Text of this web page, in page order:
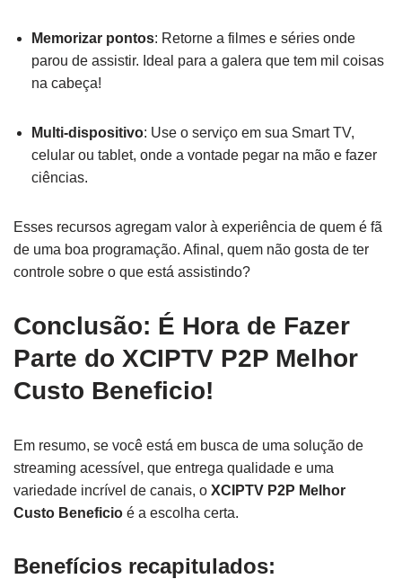
Memorizar pontos: Retorne a filmes e séries onde
parou de assistir. Ideal para a galera que tem mil coisas
na cabeça!
Multi-dispositivo: Use o serviço em sua Smart TV,
celular ou tablet, onde a vontade pegar na mão e fazer
ciências.
Esses recursos agregam valor à experiência de quem é fã
de uma boa programação. Afinal, quem não gosta de ter
controle sobre o que está assistindo?
Conclusão: É Hora de Fazer
Parte do XCIPTV P2P Melhor
Custo Beneficio!
Em resumo, se você está em busca de uma solução de
streaming acessível, que entrega qualidade e uma
variedade incrível de canais, o XCIPTV P2P Melhor
Custo Beneficio é a escolha certa.
Benefícios recapitulados: